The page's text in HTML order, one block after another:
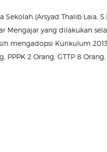
(Arsyad Thalib Laia,
Mengajar yang dilakukan
mengadopsi Kurikulum
2 Orang, GTTP 8